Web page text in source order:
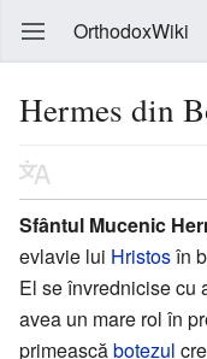
OrthodoxWiki
Hermes din
Sfântul Mucenic
evlavie lui Hristosîn
El se învrednicise cu
avea un mare rol în
primeascăbotezul